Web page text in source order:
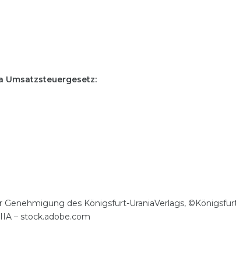
Umsatzsteuergesetz:
des Königsfurt-UraniaVerlags,
– stock.adobe.com